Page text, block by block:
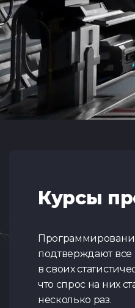
Курсы
подтверждают
в своих
что спрос на них
несколько раз.